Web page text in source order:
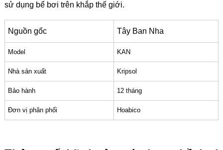
sử dụng bể bơi trên khắp thế giới.
Nguồn gốc Tây Ban Nha
Model KAN
Nhà sản xuất Kripsol
Bảo hành 12 tháng
Đơn vị phân phối Hoabico